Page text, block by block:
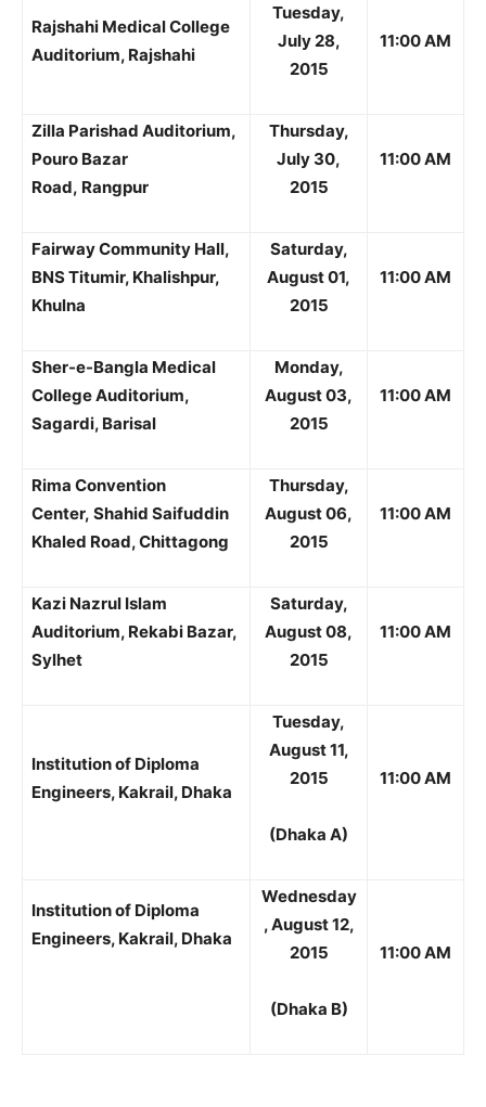
Rajshahi Medical College
Auditorium, Rajshahi
Tuesday,
July 28,
2015
11:00 AM
Zilla Parishad Auditorium,
Pouro Bazar
Road, Rangpur
Thursday,
July 30,
2015
11:00 AM
Fairway Community Hall,
BNS Titumir, Khalishpur,
Khulna
Saturday,
August 01,
2015
11:00 AM
Sher-e-Bangla Medical
College Auditorium,
Sagardi, Barisal
Monday,
August 03,
2015
11:00 AM
Rima Convention
Center, Shahid Saifuddin
Khaled Road, Chittagong
Thursday,
August 06,
2015
11:00 AM
Kazi Nazrul Islam
Auditorium, Rekabi Bazar,
Sylhet
Saturday,
August 08,
2015
11:00 AM
Institution of Diploma
Engineers, Kakrail, Dhaka
Tuesday,
August 11,
2015
(Dhaka A)
11:00 AM
Institution of Diploma
Engineers, Kakrail, Dhaka
Wednesday
, August 12,
2015
(Dhaka B)
11:00 AM